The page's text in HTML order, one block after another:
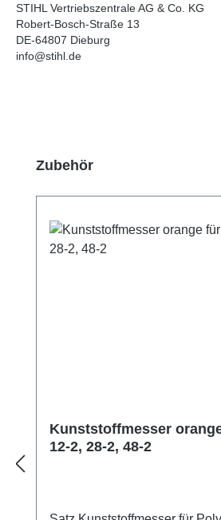
STIHL Vertriebszentrale AG & Co. KG
Robert-Bosch-Straße 13
DE-64807 Dieburg
info@stihl.de
Produktgalerie überspringen
Zubehör
Kunststoffmesser
12-2, 28-2, 48-2